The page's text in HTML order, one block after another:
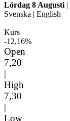
Lördag 8 Augusti |
Svenska | English
Kurs
-12,16%
Open
7,20
|
High
7,30
|
Low